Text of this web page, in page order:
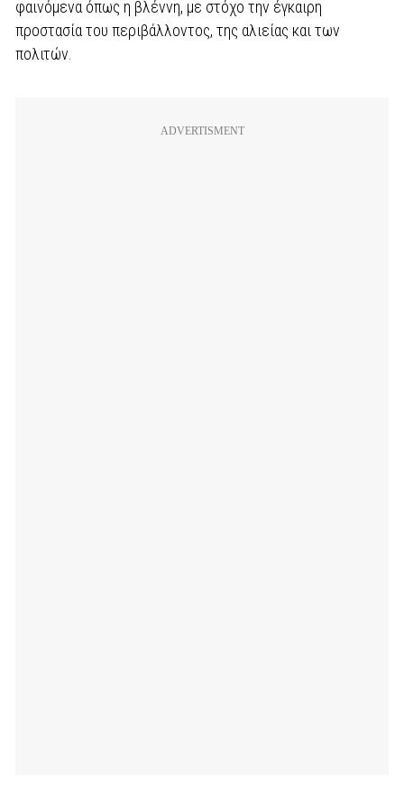
φαινόμενα όπως η βλέννη, με στόχο την έγκαιρη
προστασία του περιβάλλοντος, της αλιείας και των
πολιτών.